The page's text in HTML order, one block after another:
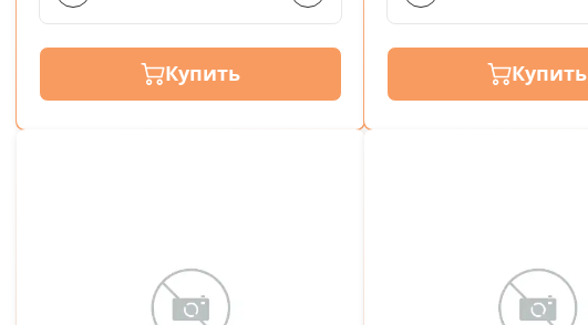
Купить Купить